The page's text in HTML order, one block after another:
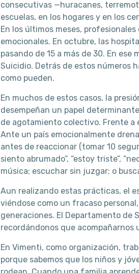
consecutivas —huracanes,
escuelas, en los hogares y en los
En los últimos meses,
emocionales. En octubre, las
pasando de 15 a más de 30. En
Suicidio. Detrás de estos números
como pueden.
En muchos de estos casos, la
desempeñan un papel
de agotamiento colectivo. Frente a
Ante un país emocionalmente
antes de reaccionar (tomar 10
siento abrumado”, “estoy triste”,
música; escuchar sin juzgar; o
Aun realizando estas prácticas, el
viéndose como un fracaso
generaciones. El Departamento de
recordándonos que acompañarnos
En Vimenti, como organización,
porque sabemos que los niños y